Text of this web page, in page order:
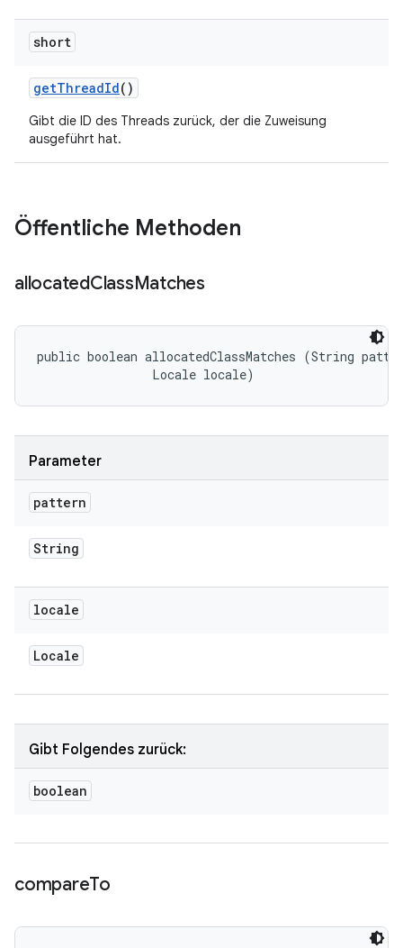
short
getThreadId()
Gibt die ID des Threads zurück, der die Zuweisung
ausgeführt hat.
Öffentliche Methoden
allocatedClassMatches
public boolean allocatedClassMatches (String
                Locale locale)
Parameter
pattern
String
locale
Locale
Gibt Folgendes zurück:
boolean
compareTo